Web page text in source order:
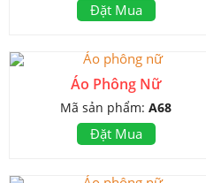
Đặt Mua
Áo Phông Nữ
Mã sản phẩm:A68
Đặt Mua